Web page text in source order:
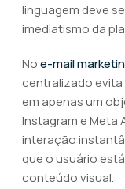
linguagem deve
imediatismo da
Noe-mail
centralizado
em apenas um
Instagram e Meta
interação
que o usuário
conteúdo visual.